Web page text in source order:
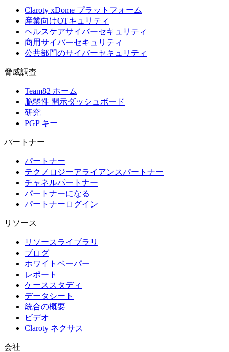
Claroty xDome プラットフォーム
産業向けOTキュリティ
ヘルスケアサイバーセキュリティ
商用サイバーセキュリティ
公共部門のサイバーセキュリティ
脅威調査
Team82 ホーム
脆弱性 開示ダッシュボード
研究
PGP キー
パートナー
パートナー
テクノロジーアライアンスパートナー
チャネルパートナー
パートナーになる
パートナーログイン
リソース
リソースライブラリ
ブログ
ホワイトペーパー
レポート
ケーススタディ
データシート
統合の概要
ビデオ
Claroty ネクサス
会社